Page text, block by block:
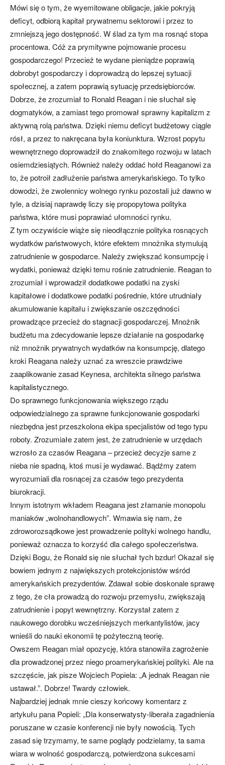
Mówi się o tym, że wyemitowane obligacje, jakie pokryją
deficyt, odbiorą kapitał prywatnemu sektorowi i przez to
zmniejszą jego dostępność. W ślad za tym ma rosnąć stopa
procentowa. Cóż za prymitywne pojmowanie procesu
gospodarczego! Przecież te wydane pieniądze poprawią
dobrobyt gospodarczy i doprowadzą do lepszej sytuacji
społecznej, a zatem poprawią sytuację przedsiębiorców.
Dobrze, że zrozumiał to Ronald Reagan i nie słuchał się
dogmatyków, a zamiast tego promował sprawny kapitalizm z
aktywną rolą państwa. Dzięki niemu deficyt budżetowy ciągle
rósł, a przez to nakręcana była koniunktura. Wzrost popytu
wewnętrznego doprowadził do znakomitego rozwoju w latach
osiemdziesiątych. Również należy oddać hołd Reaganowi za
to, że potroił zadłużenie państwa amerykańskiego. To tylko
dowodzi, że zwolennicy wolnego rynku pozostali już dawno w
tyle, a dzisiaj naprawdę liczy się propopytowa polityka
państwa, które musi poprawiać ułomności rynku.
Z tym oczywiście wiąże się nieodłącznie polityka rosnących
wydatków państwowych, które efektem mnożnika stymulują
zatrudnienie w gospodarce. Należy zwiększać konsumpcję i
wydatki, ponieważ dzięki temu rośnie zatrudnienie. Reagan to
zrozumiał i wprowadził dodatkowe podatki na zyski
kapitałowe i dodatkowe podatki pośrednie, które utrudniały
akumulowanie kapitału i zwiększanie oszczędności
prowadzące przecież do stagnacji gospodarczej. Mnożnik
budżetu ma zdecydowanie lepsze działanie na gospodarkę
niż mnożnik prywatnych wydatków na konsumpcję, dlatego
kroki Reagana należy uznać za wreszcie prawdziwe
zaaplikowanie zasad Keynesa, architekta silnego państwa
kapitalistycznego.
Do sprawnego funkcjonowania większego rządu
odpowiedzialnego za sprawne funkcjonowanie gospodarki
niezbędna jest przeszkolona ekipa specjalistów od tego typu
roboty. Zrozumiałe zatem jest, że zatrudnienie w urzędach
wzrosło za czasów Reagana – przecież decyzje same z
nieba nie spadną, ktoś musi je wydawać. Bądźmy zatem
wyrozumiali dla rosnącej za czasów tego prezydenta
biurokracji.
Innym istotnym wkładem Reagana jest złamanie monopolu
maniaków „wolnohandlowych”. Wmawia się nam, że
zdroworozsądkowe jest prowadzenie polityki wolnego handlu,
ponieważ oznacza to korzyść dla całego społeczeństwa.
Dzięki Bogu, że Ronald się nie słuchał tych bzdur! Okazał się
bowiem jednym z największych protekcjonistów wśród
amerykańskich prezydentów. Zdawał sobie doskonale sprawę
z tego, że cła prowadzą do rozwoju przemysłu, zwiększają
zatrudnienie i popyt wewnętrzny. Korzystał zatem z
naukowego dorobku wcześniejszych merkantylistów, jacy
wnieśli do nauki ekonomii tę pożyteczną teorię.
Owszem Reagan miał opozycję, która stanowiła zagrożenie
dla prowadzonej przez niego proamerykańskiej polityki. Ale na
szczęście, jak pisze Wojciech Popiela: „A jednak Reagan nie
ustawał.”. Dobrze! Twardy człowiek.
Najbardziej jednak mnie cieszy końcowy komentarz z
artykułu pana Popieli: „Dla konserwatysty-liberała zagadnienia
poruszane w czasie konferencji nie były nowością. Tych
zasad się trzymamy, te same poglądy podzielamy, ta sama
wiara w wolność gospodarczą, potwierdzona sukcesami